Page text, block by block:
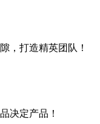
，打造精英团队！
决定产品！